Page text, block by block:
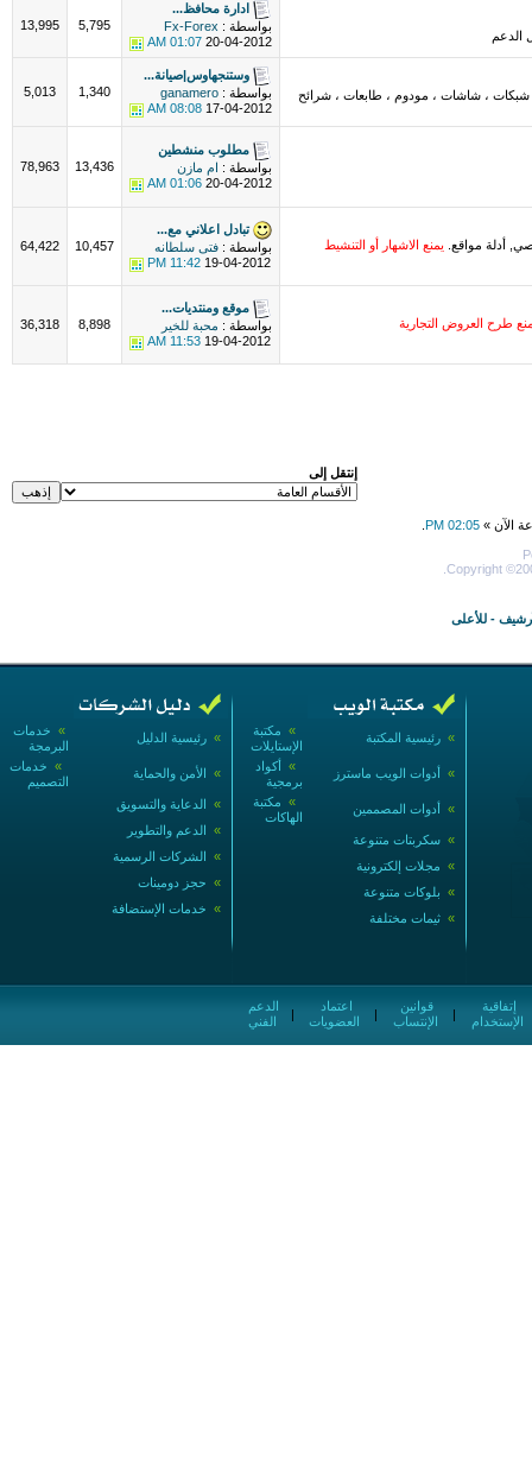
الدعم
ادارة محافظ...
بواسطة : Fx-Forex
20-04-2012
01:07 AM
5,795
13,995
شبكات ، شاشات ، مودوم ، طابعات ، شرائح
وستنجهاوس|صيانة...
بواسطة : ganamero
17-04-2012
08:08 AM
1,340
5,013
مطلوب منشطين
بواسطة :
ام مازن
20-04-2012
01:06 AM
13,436
78,963
أدلة مواقع. يمنع الاشهار أو التنشيط
تبادل اعلاني مع...
بواسطة : فتى سلطانه
19-04-2012
11:42 PM
10,457
64,422
طرح العروض التجارية
موقع ومنتديات...
بواسطة : محبة للخير
19-04-2012
11:53 AM
8,898
36,318
إنتقل إلى
الآن » 02:05 PM
Copyright
- للأعلى
» خدمات
البرمجة
» رئيسية الدليل
» خدمات
التصميم
» الأمن والحماية
» الدعاية والتسويق
» الدعم والتطوير
» الشركات الرسمية
» حجز دومينات
» خدمات الإستضافة
» مكتبة
الإستايلات
» رئيسية المكتبة
» أكواد
برمجية
» أدوات الويب ماسترز
» مكتبة
الهاكات
» أدوات المصممين
» سكربتات متنوعة
» مجلات إلكترونية
» بلوكات متنوعة
» ثيمات مختلفة
الفني
|
العضويات
|
الإنتساب
|
الإستخدام